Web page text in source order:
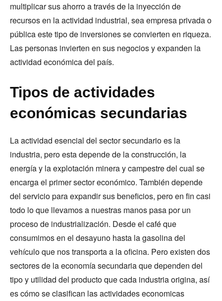
multiplicar sus ahorro a través de la inyección de
recursos en la actividad industrial, sea empresa privada o
pública este tipo de inversiones se convierten en riqueza.
Las personas invierten en sus negocios y expanden la
actividad económica del país.
Tipos de actividades
económicas secundarias
La actividad esencial del sector secundario es la
industria, pero esta depende de la construcción, la
energía y la explotación minera y campestre del cual se
encarga el primer sector económico. También depende
del servicio para expandir sus beneficios, pero en fin casi
todo lo que llevamos a nuestras manos pasa por un
proceso de industrialización. Desde el café que
consumimos en el desayuno hasta la gasolina del
vehículo que nos transporta a la oficina. Pero existen dos
sectores de la economía secundaria que dependen del
tipo y utilidad del producto que cada industria origina, así
es cómo se clasifican las actividades economicas